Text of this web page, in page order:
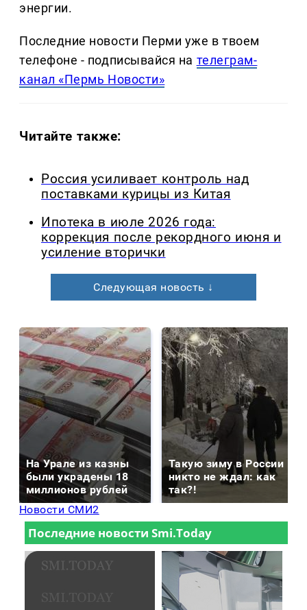
энергии.
Последние новости Перми уже в твоем
телефоне - подписывайся на телеграм-
канал «Пермь Новости»
Читайте также:
Россия усиливает контроль над
поставками курицы из Китая
Ипотека в июле 2026 года:
коррекция после рекордного июня и
усиление вторички
Следующая новость ↓
На Урале из казны
были украдены 18
миллионов рублей
Такую зиму в России
никто не ждал: как
так?!
Новости СМИ2